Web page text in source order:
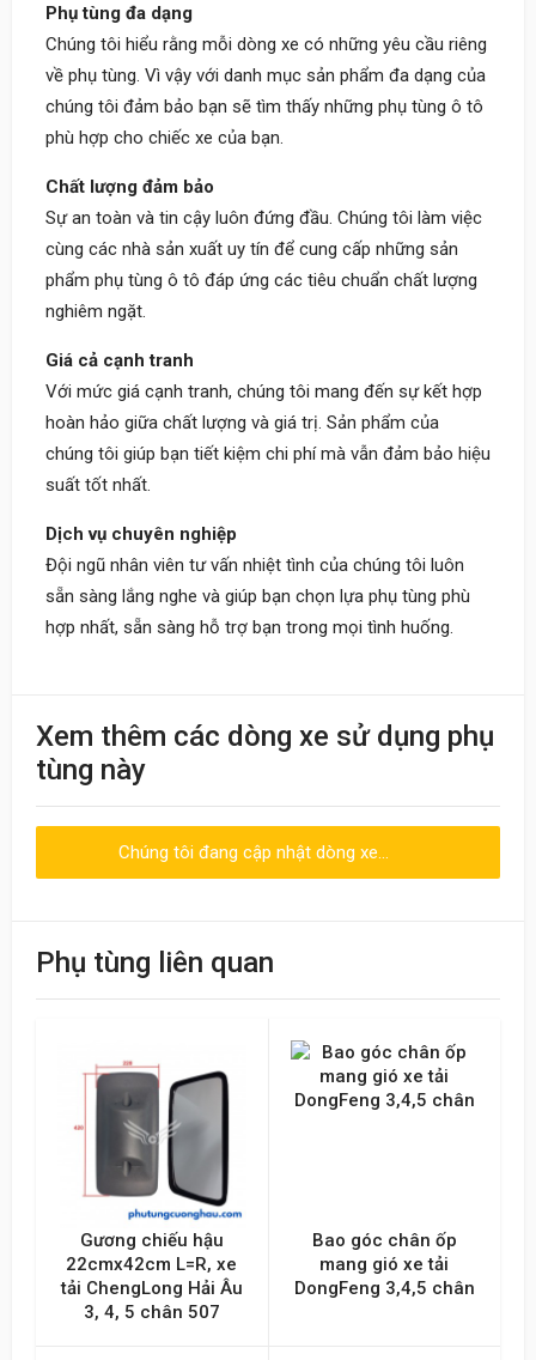
Phụ tùng đa dạng
Chúng tôi hiểu rằng mỗi dòng xe có những yêu cầu riêng
về phụ tùng. Vì vậy với danh mục sản phẩm đa dạng của
chúng tôi đảm bảo bạn sẽ tìm thấy những phụ tùng ô tô
phù hợp cho chiếc xe của bạn.
Chất lượng đảm bảo
Sự an toàn và tin cậy luôn đứng đầu. Chúng tôi làm việc
cùng các nhà sản xuất uy tín để cung cấp những sản
phẩm phụ tùng ô tô đáp ứng các tiêu chuẩn chất lượng
nghiêm ngặt.
Giá cả cạnh tranh
Với mức giá cạnh tranh, chúng tôi mang đến sự kết hợp
hoàn hảo giữa chất lượng và giá trị. Sản phẩm của
chúng tôi giúp bạn tiết kiệm chi phí mà vẫn đảm bảo hiệu
suất tốt nhất.
Dịch vụ chuyên nghiệp
Đội ngũ nhân viên tư vấn nhiệt tình của chúng tôi luôn
sẵn sàng lắng nghe và giúp bạn chọn lựa phụ tùng phù
hợp nhất, sẵn sàng hỗ trợ bạn trong mọi tình huống.
09:30 20/06/2023
Viết đánh giá
Điểm đánh giá
Emai hoặc Số điện thoại
Xem thêm các dòng xe sử dụng phụ
tùng này
Chúng tôi đang cập nhật dòng xe...
Phụ tùng liên quan
Gương chiếu hậu
22cmx42cm L=R, xe
tải ChengLong Hải Âu
3, 4, 5 chân 507
Bao góc chân ốp
mang gió xe tải
DongFeng 3,4,5 chân